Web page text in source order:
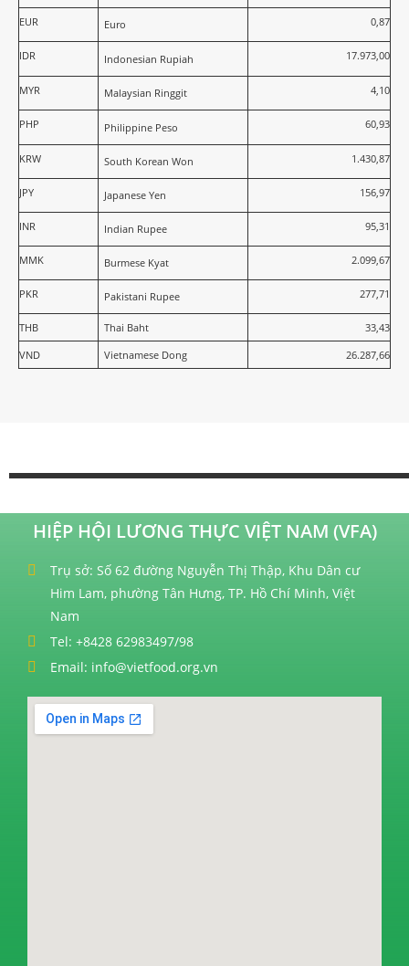
EUR Euro 0,87
IDR Indonesian Rupiah 17.973,00
MYR Malaysian Ringgit 4,10
PHP Philippine Peso 60,93
KRW South Korean Won 1.430,87
JPY Japanese Yen 156,97
INR Indian Rupee 95,31
MMK Burmese Kyat 2.099,67
PKR Pakistani Rupee 277,71
THB Thai Baht
33,43
VND
Vietnamese Dong 26.287,66
HIỆP HỘI LƯƠNG THỰC VIỆT NAM (VFA)
Trụ sở: Số 62 đường Nguyễn Thị Thập, Khu Dân cư
Him Lam, phường Tân Hưng, TP. Hồ Chí Minh, Việt
Nam
Tel: +8428 62983497/98
Email: info@vietfood.org.vn